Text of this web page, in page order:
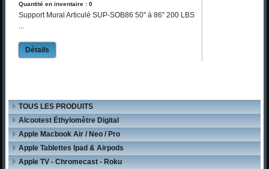
Quantité en inventaire : 0
Support Mural Articulé SUP-SOB86 50'' à 86'' 200 LBS
...
Détails
TOUS LES PRODUITS
Alcootest Éthylomètre Digital
Apple Macbook Air / Neo / Pro
Apple Tablettes Ipad & Airpods
Apple TV - Chromecast - Roku